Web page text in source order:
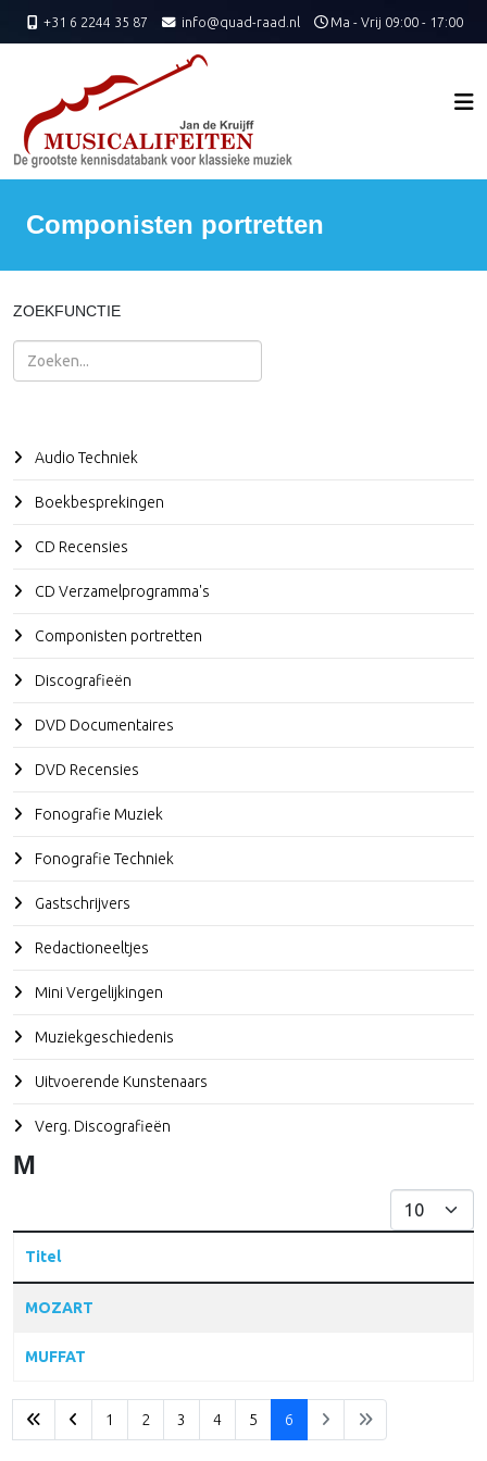
+31 6 2244 35 87 info@quad-raad.nl Ma - Vrij 09:00 - 17:00
Componisten portretten
ZOEKFUNCTIE
Zoeken
Audio Techniek
Boekbesprekingen
CD Recensies
CD Verzamelprogramma's
Componisten portretten
Discografieën
DVD Documentaires
DVD Recensies
Fonografie Muziek
Fonografie Techniek
Gastschrijvers
Redactioneeltjes
Mini Vergelijkingen
Muziekgeschiedenis
Uitvoerende Kunstenaars
Verg. Discografieën
M
Toon #
Titel
MOZART
MUFFAT
1 2 3 4 5 6